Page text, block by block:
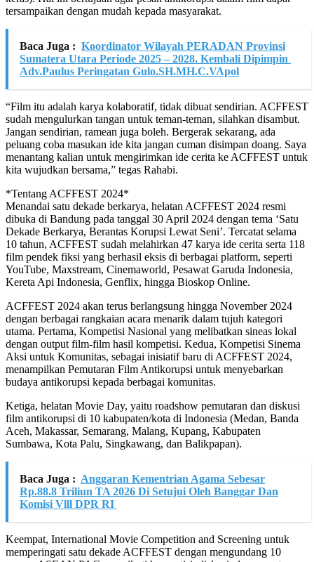
tersampaikan dengan mudah kepada masyarakat.
Baca Juga : Koordinator Wilayah PERADAN Provinsi
Sumatera Utara Periode 2025 – 2028. Kembali Dipimpin
Adv.Paulus Peringatan Gulo.SH.MH.C.VApol
“Film itu adalah karya kolaboratif, tidak dibuat sendirian. ACFFEST
sudah mengulurkan tangan untuk teman-teman, silahkan disambut.
Jangan sendirian, ramean juga boleh. Bergerak sekarang, ada
peluang coba masukan ide kita jangan cuman disimpan doang. Saya
menantang kalian untuk mengirimkan ide cerita ke ACFFEST untuk
kita wujudkan bersama,” tegas Rahabi.
*Tentang ACFFEST 2024*
Menandai satu dekade berkarya, helatan ACFFEST 2024 resmi
dibuka di Bandung pada tanggal 30 April 2024 dengan tema ‘Satu
Dekade Berkarya, Berantas Korupsi Lewat Seni’. Tercatat selama
10 tahun, ACFFEST sudah melahirkan 47 karya ide cerita serta 118
film pendek fiksi yang berhasil eksis di berbagai platform, seperti
YouTube, Maxstream, Cinemaworld, Pesawat Garuda Indonesia,
Kereta Api Indonesia, Genflix, hingga Bioskop Online.
ACFFEST 2024 akan terus berlangsung hingga November 2024
dengan berbagai rangkaian acara menarik dalam tujuh kategori
utama. Pertama, Kompetisi Nasional yang melibatkan sineas lokal
dengan output film-film hasil kompetisi. Kedua, Kompetisi Sinema
Aksi untuk Komunitas, sebagai inisiatif baru di ACFFEST 2024,
menampilkan Pemutaran Film Antikorupsi untuk menyebarkan
budaya antikorupsi kepada berbagai komunitas.
Ketiga, helatan Movie Day, yaitu roadshow pemutaran dan diskusi
film antikorupsi di 10 kabupaten/kota di Indonesia (Medan, Banda
Aceh, Makassar, Semarang, Malang, Kupang, Kabupaten
Sumbawa, Kota Palu, Singkawang, dan Balikpapan).
Baca Juga : Anggaran Kementrian Agama Sebesar
Rp.88.8 Triliun TA 2026 Di Setujui Oleh Banggar Dan
Komisi Vlll DPR RI
Keempat, International Movie Competition and Screening untuk
memperingati satu dekade ACFFEST dengan mengundang 10